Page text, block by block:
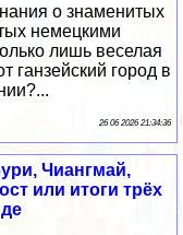
о знаменитых
немецкими
лишь веселая
ганзейский город в
26 06 2026 21:34:36
Чиангмай,
или итоги трёх